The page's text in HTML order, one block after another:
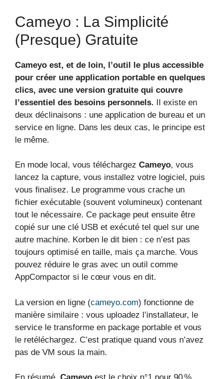
Cameyo : La Simplicité
(presque) Gratuite
Cameyo est, et de loin, l’outil le plus accessible
pour créer une application portable en quelques
clics, avec une version gratuite qui couvre
l’essentiel des besoins personnels. Il existe en
deux déclinaisons : une application de bureau et un
service en ligne. Dans les deux cas, le principe est
le même.
En mode local, vous téléchargez Cameyo, vous
lancez la capture, vous installez votre logiciel, puis
vous finalisez. Le programme vous crache un
fichier exécutable (souvent volumineux) contenant
tout le nécessaire. Ce package peut ensuite être
copié sur une clé USB et exécuté tel quel sur une
autre machine. Korben le dit bien : ce n’est pas
toujours optimisé en taille, mais ça marche. Vous
pouvez réduire le gras avec un outil comme
AppCompactor si le cœur vous en dit.
La version en ligne (cameyo.com) fonctionne de
manière similaire : vous uploadez l’installateur, le
service le transforme en package portable et vous
le retéléchargez. C’est pratique quand vous n’avez
pas de VM sous la main.